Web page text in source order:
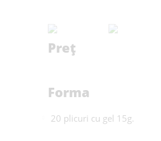
Preț
Forma
20 plicuri cu gel 15g.